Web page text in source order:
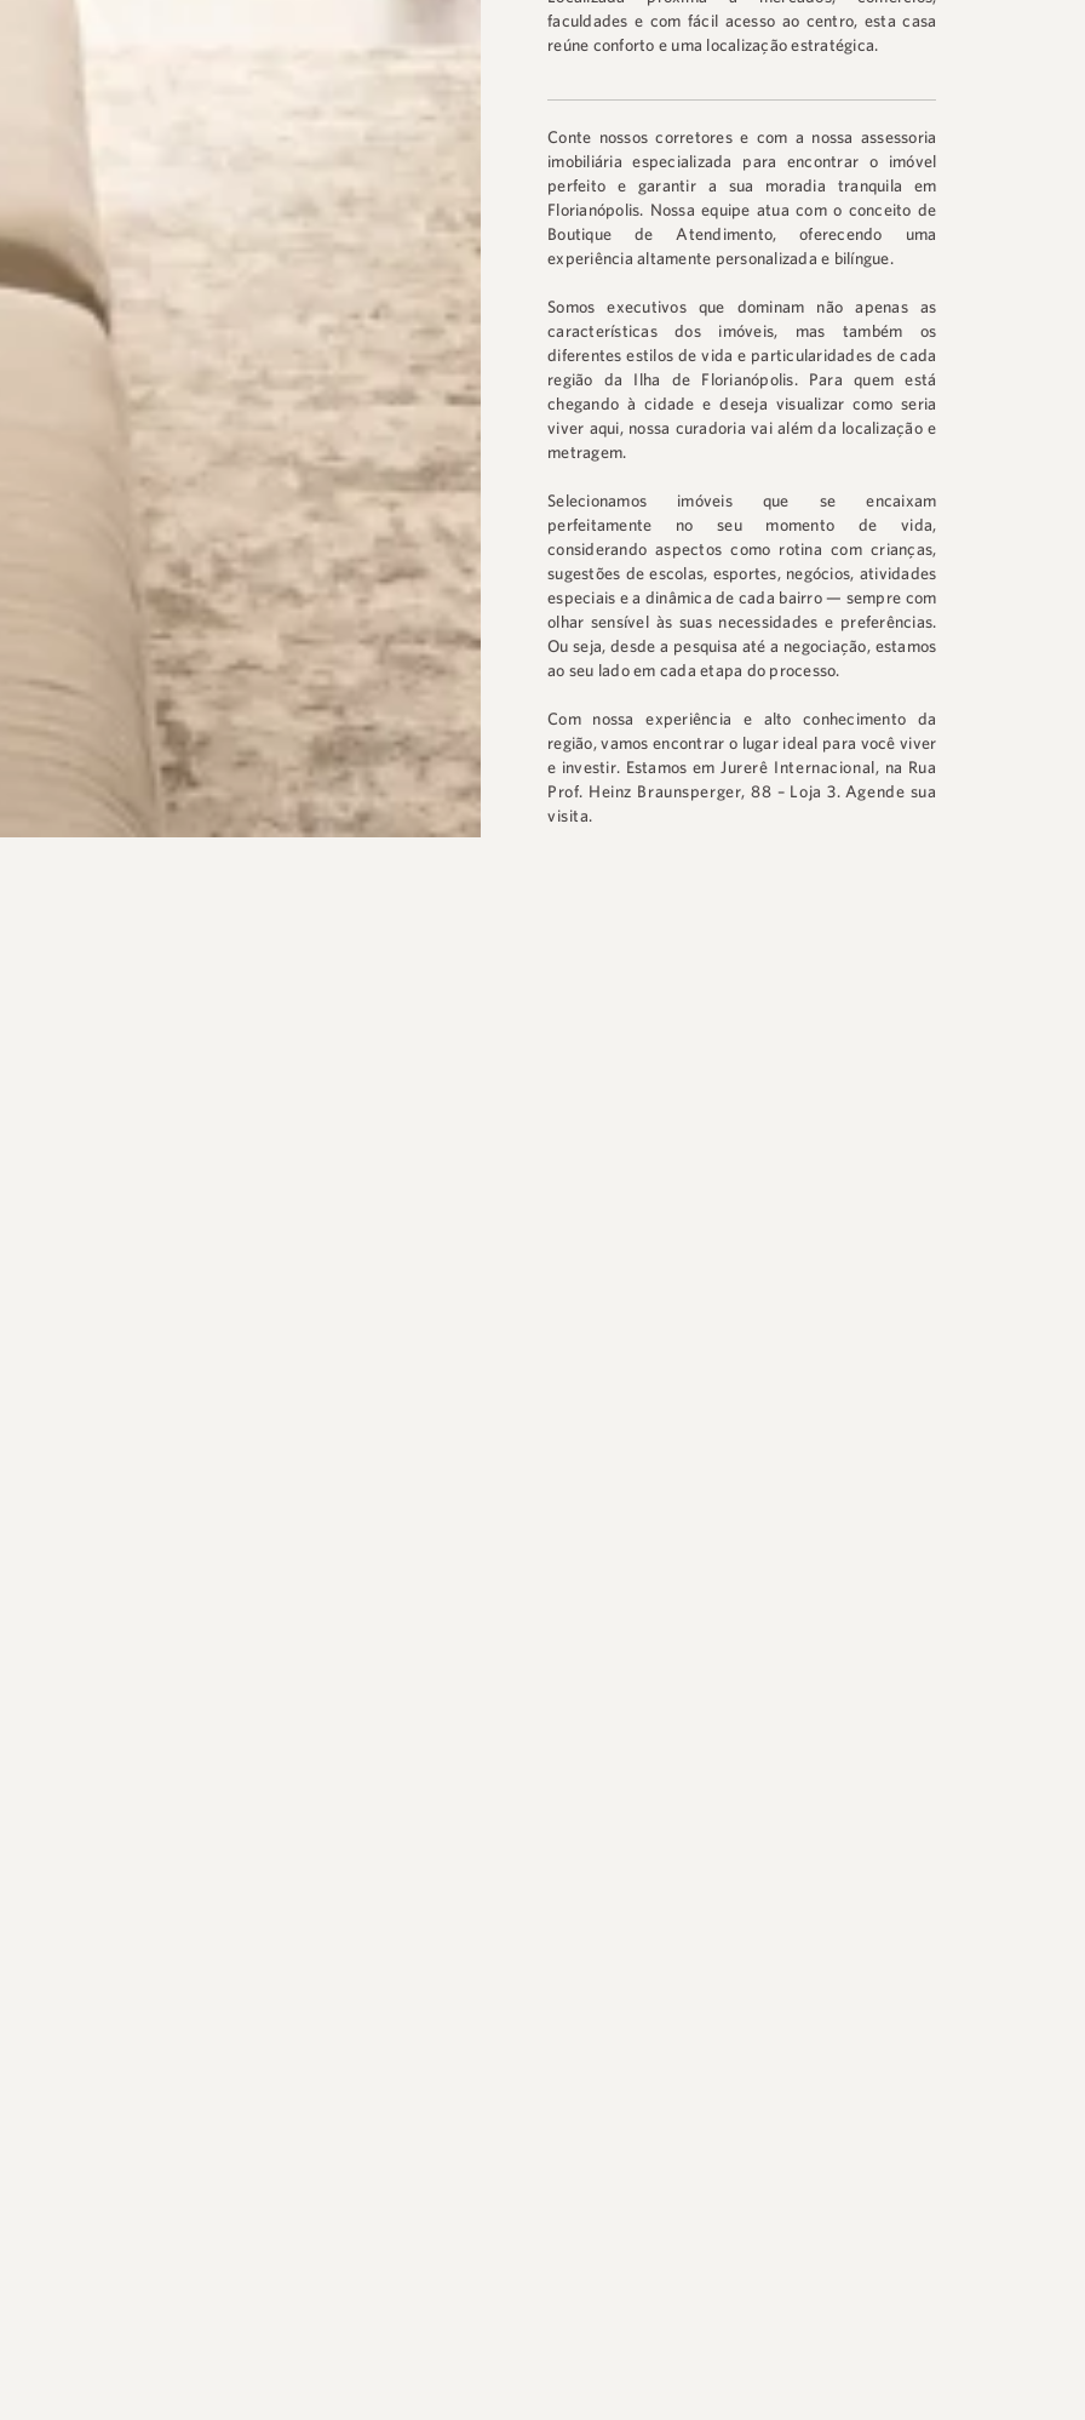
faculdades e com fácil acesso ao centro, esta casa
reúne conforto e uma localização estratégica.
Conte nossos corretores e com a nossa assessoria
imobiliária especializada para encontrar o imóvel
perfeito e garantir a sua moradia tranquila em
Florianópolis. Nossa equipe atua com o conceito de
Boutique de Atendimento, oferecendo uma
experiência altamente personalizada e bilíngue.
Somos executivos que dominam não apenas as
características dos imóveis, mas também os
diferentes estilos de vida e particularidades de cada
região da Ilha de Florianópolis. Para quem está
chegando à cidade e deseja visualizar como seria
viver aqui, nossa curadoria vai além da localização e
metragem.
Selecionamos imóveis que se encaixam
perfeitamente no seu momento de vida,
considerando aspectos como rotina com crianças,
sugestões de escolas, esportes, negócios, atividades
especiais e a dinâmica de cada bairro — sempre com
olhar sensível às suas necessidades e preferências.
Ou seja, desde a pesquisa até a negociação, estamos
ao seu lado em cada etapa do processo.
Com nossa experiência e alto conhecimento da
região, vamos encontrar o lugar ideal para você viver
e investir. Estamos em Jurerê Internacional, na Rua
Prof. Heinz Braunsperger, 88 – Loja 3. Agende sua
visita.